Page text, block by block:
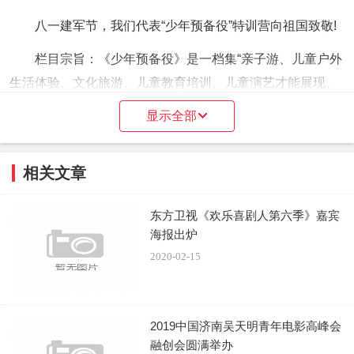
八一建军节，我们代表“少年预备役”特训营向祖国致敬!
栏目宗旨：《少年预备役》是一档集“亲子游、儿童户外
生活体验、文化旅游、儿童教育培训、儿童演艺才能展现、
感恩教育”等为一体的创新型互动式生活体验外景实录电视节
目，由省级电视台专业制作团队和省级专业儿童教育培训机
行各业，并以全新的录制和媒体+传播方式，不仅能使参加
拓宽、心智成长等各方面的综合能力，促成儿童身心健康成
长。在浙江经视黄金时间段播放，并在爱奇艺，腾讯视频，
优酷视频等各大网络平台播出，欢迎收看。
学习，是我们最大的目的。
显示全部
相关文章
东方卫视《欢乐喜剧人第六季》嘉宾
海报出炉
2020-02-15
2019中国济南吴天明青年电影高峰会
融创会圆满举办